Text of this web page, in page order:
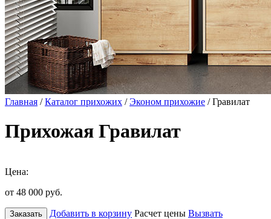
Главная /Каталог прихожих /Эконом прихожие / Гравилат
Прихожая Гравилат
Цена:
от 48 000 руб.
Заказать Добавить в корзину Расчет цены Вызвать